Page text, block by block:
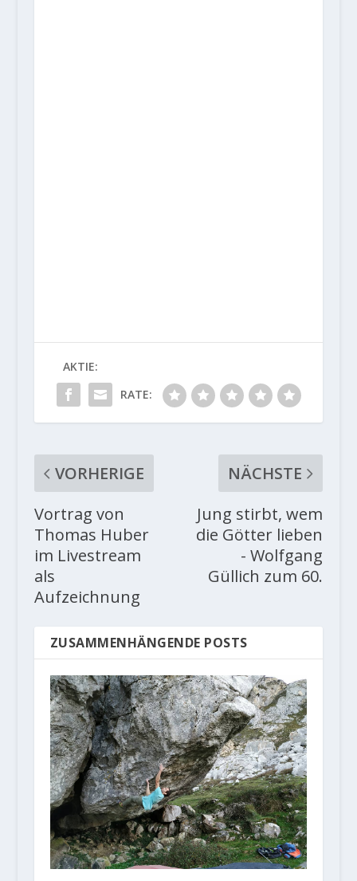
AKTIE:
RATE:
VORHERIGE
Vortrag von
Thomas Huber
im Livestream
als
Aufzeichnung
NÄCHSTE
Jung stirbt, wem
die Götter lieben
- Wolfgang
Güllich zum 60.
ZUSAMMENHÄNGENDE POSTS